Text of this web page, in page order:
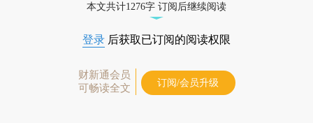
本文共计1276字 订阅后继续阅读
登录 后获取已订阅的阅读权限
财新通会员
可畅读全文
订阅/会员升级